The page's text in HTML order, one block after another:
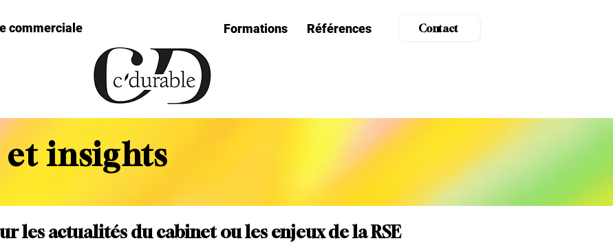
commerciale Formations Références Contact
et insights
les actualités du cabinet ou les enjeux de la RSE